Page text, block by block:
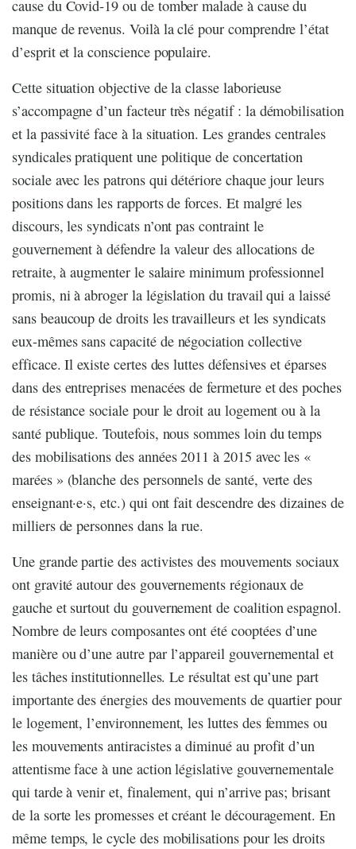
cause du Covid-19 ou de tomber malade à cause du
manque de revenus. Voilà la clé pour comprendre l’état
d’esprit et la conscience populaire.
Cette situation objective de la classe laborieuse
s’accompagne d’un facteur très négatif : la démobilisation
et la passivité face à la situation. Les grandes centrales
syndicales pratiquent une politique de concertation
sociale avec les patrons qui détériore chaque jour leurs
positions dans les rapports de forces. Et malgré les
discours, les syndicats n’ont pas contraint le
gouvernement à défendre la valeur des allocations de
retraite, à augmenter le salaire minimum professionnel
promis, ni à abroger la législation du travail qui a laissé
sans beaucoup de droits les travailleurs et les syndicats
eux-mêmes sans capacité de négociation collective
efficace. Il existe certes des luttes défensives et éparses
dans des entreprises menacées de fermeture et des poches
de résistance sociale pour le droit au logement ou à la
santé publique. Toutefois, nous sommes loin du temps
des mobilisations des années 2011 à 2015 avec les «
marées » (blanche des personnels de santé, verte des
enseignant·e·s, etc.) qui ont fait descendre des dizaines de
milliers de personnes dans la rue.
Une grande partie des activistes des mouvements sociaux
ont gravité autour des gouvernements régionaux de
gauche et surtout du gouvernement de coalition espagnol.
Nombre de leurs composantes ont été cooptées d’une
manière ou d’une autre par l’appareil gouvernemental et
les tâches institutionnelles. Le résultat est qu’une part
importante des énergies des mouvements de quartier pour
le logement, l’environnement, les luttes des femmes ou
les mouvements antiracistes a diminué au profit d’un
attentisme face à une action législative gouvernementale
qui tarde à venir et, finalement, qui n’arrive pas; brisant
de la sorte les promesses et créant le découragement. En
même temps, le cycle des mobilisations pour les droits